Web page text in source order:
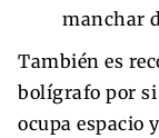
manchar
También es
bolígrafo por si
ocupa espacio